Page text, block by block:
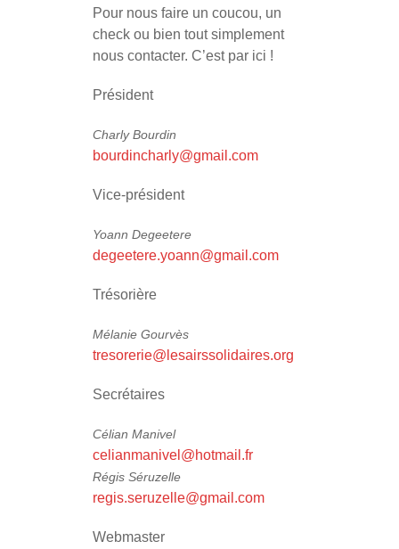
Pour nous faire un coucou, un
check ou bien tout simplement
nous contacter. C’est par ici !
Président
Charly Bourdin
bourdincharly@gmail.com
Vice-président
Yoann Degeetere
degeetere.yoann@gmail.com
Trésorière
Mélanie Gourvès
tresorerie@lesairssolidaires.org
Secrétaires
Célian Manivel
celianmanivel@hotmail.fr
Régis Séruzelle
regis.seruzelle@gmail.com
Webmaster